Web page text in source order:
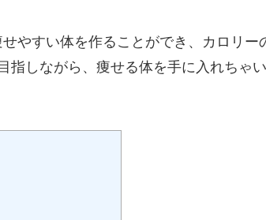
やすい体を作ることができ、カロリー
しながら、痩せる体を手に入れちゃ